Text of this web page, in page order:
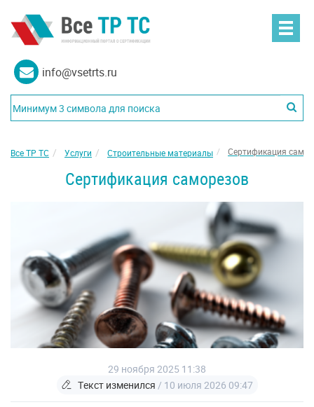
info@vsetrts.ru
Все ТР ТС Услуги Строительные материалы Сертификация
Сертификация саморезов
29 ноября 2025 11:38
Текст изменился / 10 июля 2026 09:47